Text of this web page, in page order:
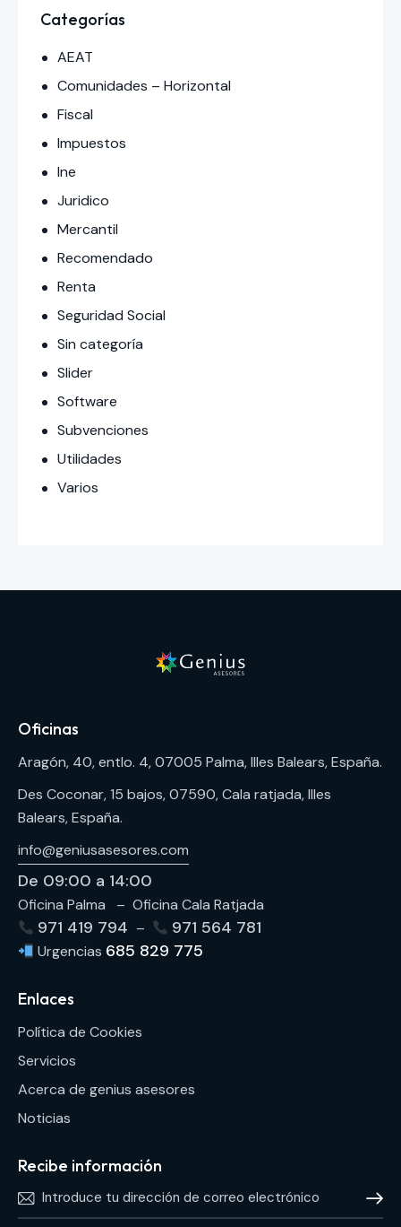
Categorías
AEAT
Comunidades – Horizontal
Fiscal
Impuestos
Ine
Juridico
Mercantil
Recomendado
Renta
Seguridad Social
Sin categoría
Slider
Software
Subvenciones
Utilidades
Varios
Oficinas
Aragón, 40, entlo. 4, 07005 Palma, Illes Balears, España.
Des Coconar, 15 bajos, 07590, Cala ratjada, Illes
Balears, España.
info@geniusasesores.com
De 09:00 a 14:00
Oficina Palma – Oficina Cala Ratjada
971 419 794 – 971 564 781
Urgencias 685 829 775
Enlaces
Política de Cookies
Servicios
Acerca de genius asesores
Noticias
Recibe información